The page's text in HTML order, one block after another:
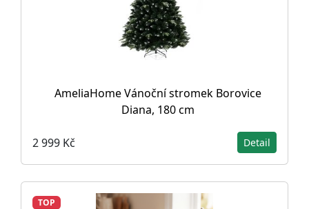
AmeliaHome Vánoční stromek Borovice
Diana, 180 cm
2 999 Kč Detail
TOP